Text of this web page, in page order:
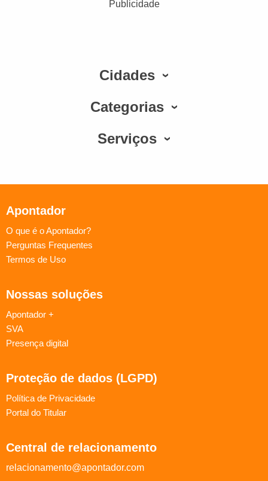
Publicidade
Cidades
Categorias
Serviços
Apontador
O que é o Apontador?
Perguntas Frequentes
Termos de Uso
Nossas soluções
Apontador +
SVA
Presença digital
Proteção de dados (LGPD)
Política de Privacidade
Portal do Titular
Central de relacionamento
relacionamento@apontador.com